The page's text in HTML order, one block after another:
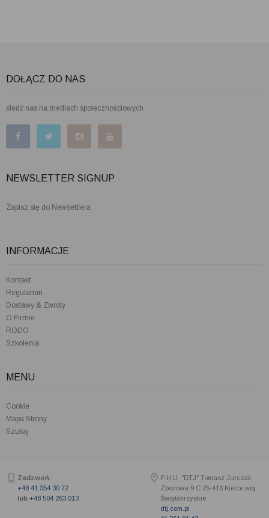
DOŁĄCZ DO NAS
śledź nas na mediach społecznościowych
NEWSLETTER SIGNUP
Zapisz się do Newsettlera
INFORMACJE
Kontakt
Regulamin
Dostawy & Zwroty
O Firmie
RODO
Szkolenia
MENU
Cookie
Mapa Strony
Szukaj
Zadzwoń:
+48 41 354 30 72
lub +48 504 263 013
P.H.U. "DTJ" Tomasz Jurczak
Zbożowa 9 C 25-416 Kielce woj.
Świętokrzyskie
dtj.com.pl